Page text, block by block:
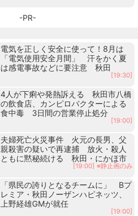
-PR-
電気を正しく安全に使って！8月は
「電気使用安全月間」 汗をかく夏
は感電事故などに要注意 秋田
[19:30]
4人が下痢や発熱訴える 秋田市八橋
の飲食店、カンピロバクターによる
食中毒 3日間の営業停止処分
[19:00]
夫婦死亡火災事件 火元の長男、父
親殺害の疑いで再逮捕 放火・殺人
ともに黙秘続ける 秋田・にかほ市
[19:00] ※静止画のみ
「県民の誇りとなるチームに」 Bプ
レミア・秋田ノーザンハピネッツ、
上野経雄GMが就任
[19:00]